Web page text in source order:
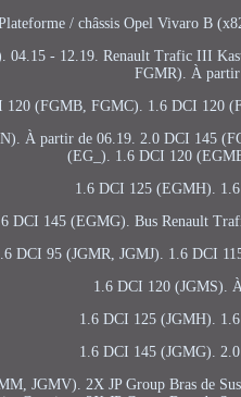
/ châssis Opel Vivaro B
04.15 - 12.19. Renault Trafic III
FGMR). À partir
120 (FGMB, FGMC). 1.6 DCI 120
À partir de 06.19. 2.0 DCI 145
(EG_). 1.6 DCI 120
1.6 DCI 125 (EGMH).
DCI 145 (EGMG). Bus Renault
DCI 95 (JGMR, JGMJ). 1.6 DCI
1.6 DCI 120 (JGMS).
1.6 DCI 125 (JGMH).
1.6 DCI 145 (JGMG).
JGMV). 2X JP Group Bras de